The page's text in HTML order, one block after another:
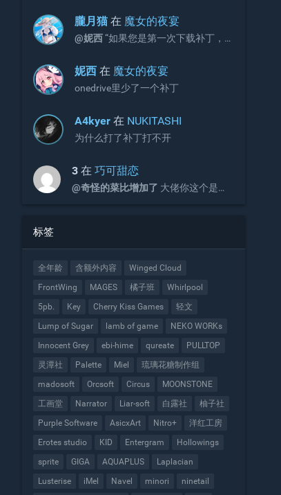
朧月猫 在 魔女的夜宴
@妮西“如果您是第一次下载补丁，
额外下载增益更新补丁。”
妮西 在 魔女的夜宴
onedrive里少了一个补丁
A4kyer 在 NUKITASHI
为什么打了补丁打不开
3 在巧可甜恋
@奇怪的菜比增加了
标签
全年龄 含额外内容
Winged Cloud
FrontWing
MAGES 橘子班
Whirlpool
5pb.
Key Cherry Kiss Games
轻文
Lump of Sugar
lamb of game
NEKO WORKs
Innocent Grey
ebi-hime qureate
PULLTOP
灵潭社
Palette Miel
琉璃花糖制作组
madosoft
Orcsoft Circus
MOONSTONE
工画堂
Narrator Liar-soft 白露社
柚子社
Purple Software
AsicxArt Nitro+
洋红工房
Erotes studio
KID Entergram
Hollowings
sprite
GIGA AQUAPLUS
Laplacian
Lusterise
iMel Navel minori
ninetail